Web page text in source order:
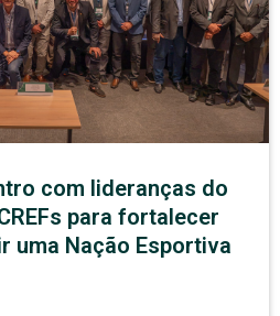
com lideranças do
para fortalecer
uma Nação Esportiva